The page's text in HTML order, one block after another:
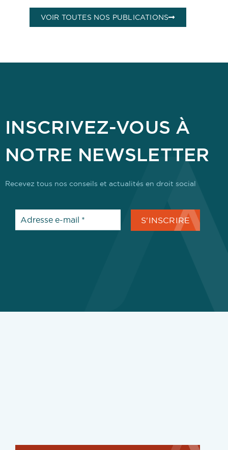
VOIR TOUTES NOS PUBLICATIONS
INSCRIVEZ-VOUS À
NOTRE NEWSLETTER
Recevez tous nos conseils et actualités en droit social